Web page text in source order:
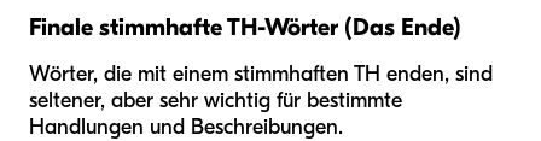
Finale stimmhafte TH-Wörter (Das Ende)
Wörter, die mit einem stimmhaften TH enden, sind
seltener, aber sehr wichtig für bestimmte
Handlungen und Beschreibungen.